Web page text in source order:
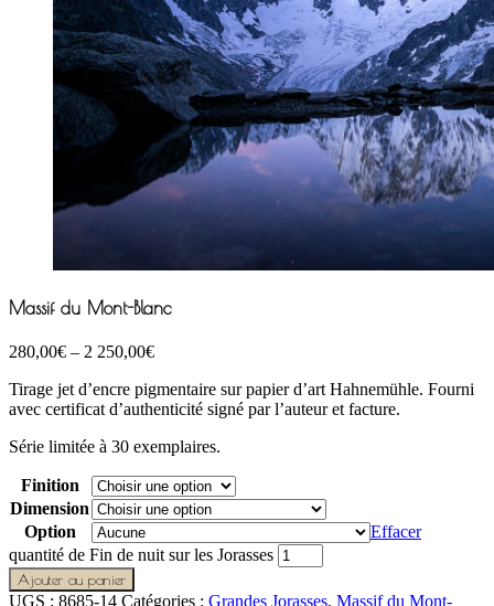
Massif du Mont-Blanc
280,00€ – 2 250,00€
Tirage jet d’encre pigmentaire sur papier d’art Hahnemühle. Fourni
avec certificat d’authenticité signé par l’auteur et facture.
Série limitée à 30 exemplaires.
Finition
Dimension
Option
Effacer
quantité de Fin de nuit sur les Jorasses
Ajouter au panier
UGS : 8685-14 Catégories : Grandes Jorasses, Massif du Mont-